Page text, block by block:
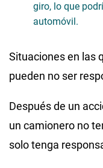
giro, lo que
automóvil.
Situaciones en las
pueden no ser
Después de un
un camionero no
solo tenga